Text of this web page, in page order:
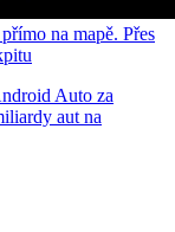
na mapě. Přes
Auto za
aut na